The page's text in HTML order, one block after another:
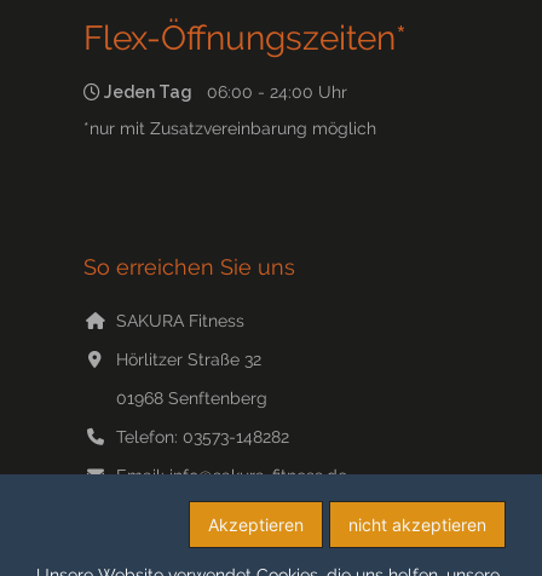
Flex-Öffnungszeiten*
Jeden Tag 06:00 - 24:00 Uhr
*nur mit Zusatzvereinbarung möglich
So erreichen Sie uns
SAKURA Fitness
Hörlitzer Straße 32
01968 Senftenberg
Telefon: 03573-148282
Email:info@sakura-fitness.de
www.sakura-fitness.de/
nicht akzeptieren
Akzeptieren